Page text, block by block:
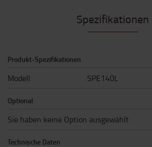
Spezifikationen
Produkt-Spezifikationen
Modell SPE140L
Optional
Sie haben keine Option ausgewählt
Technische Daten